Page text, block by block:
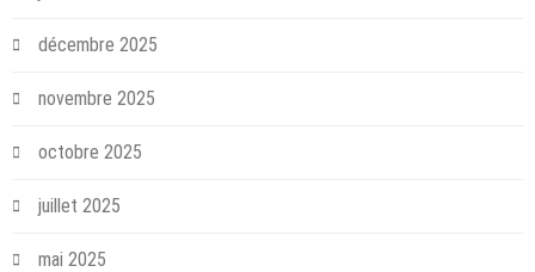
décembre 2025
novembre 2025
octobre 2025
juillet 2025
mai 2025